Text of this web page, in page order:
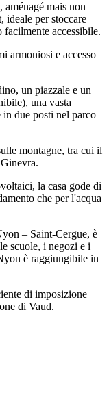
mais non
ideale per stoccare
accessibile.
armoniosi e accesso
un piazzale e un
una vasta
in due posti nel parco
montagne, tra cui il
la casa gode di
che per l'acqua
– Saint-Cergue, è
scuole, i negozi e i
è raggiungibile in
di imposizione
di Vaud.